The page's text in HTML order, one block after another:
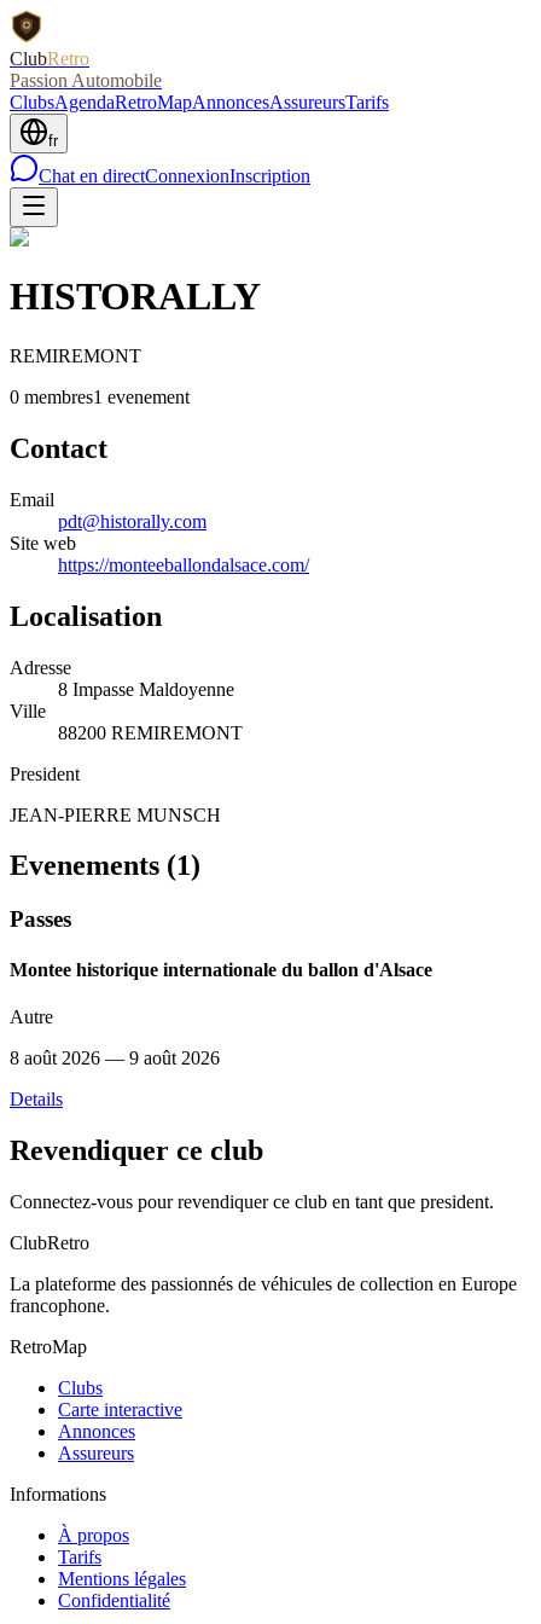
ClubRetro
Passion Automobile
ClubsAgendaRetroMapAnnoncesAssureursTarifs
fr
Chat en directConnexionInscription
HISTORALLY
REMIREMONT
0 membres1 evenement
Contact
Email
pdt@historally.com
Site web
https://monteeballondalsace.com/
Localisation
Adresse
8 Impasse Maldoyenne
Ville
88200 REMIREMONT
President
JEAN-PIERRE MUNSCH
Evenements (1)
Passes
Montee historique internationale du ballon d'Alsace
Autre
8 août 2026 — 9 août 2026
Details
Revendiquer ce club
Connectez-vous pour revendiquer ce club en tant que president.
ClubRetro
La plateforme des passionnés de véhicules de collection en Europe
francophone.
RetroMap
Clubs
Carte interactive
Annonces
Assureurs
Informations
À propos
Tarifs
Mentions légales
Confidentialité